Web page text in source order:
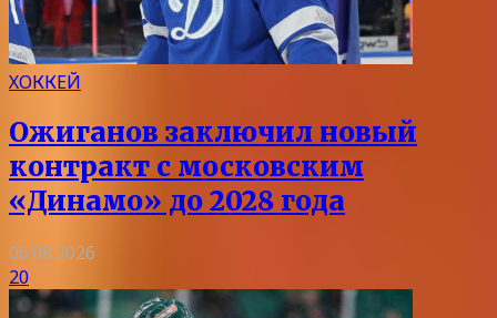
ХОККЕЙ
Ожиганов заключил новый
контракт с московским
«Динамо» до 2028 года
06.08.2026
20